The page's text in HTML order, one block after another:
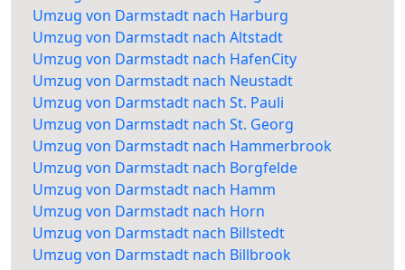
Umzug von Darmstadt nach Harburg
Umzug von Darmstadt nach Altstadt
Umzug von Darmstadt nach HafenCity
Umzug von Darmstadt nach Neustadt
Umzug von Darmstadt nach St. Pauli
Umzug von Darmstadt nach St. Georg
Umzug von Darmstadt nach Hammerbrook
Umzug von Darmstadt nach Borgfelde
Umzug von Darmstadt nach Hamm
Umzug von Darmstadt nach Horn
Umzug von Darmstadt nach Billstedt
Umzug von Darmstadt nach Billbrook